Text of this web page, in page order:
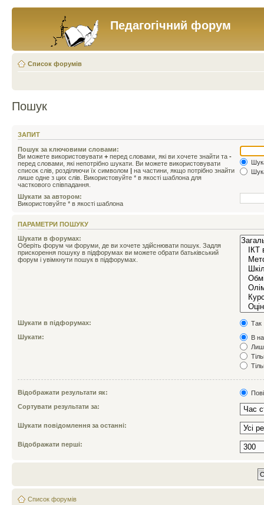
Педагогічний форум
Список форумів
Пошук
ЗАПИТ
Пошук за ключовими словами:
Ви можете використовувати + перед словами, які ви хочете знайти та -
перед словами, які непотрібно шукати. Ви можете використовувати
список слів, розділяючи їх символом | на частини, якщо потрібно знайти
лише одне з цих слів. Використовуйте * в якості шаблона для
часткового співпадання.
Шукати за автором:
Використовуйте * в якості шаблона
ПАРАМЕТРИ ПОШУКУ
Шукати в форумах:
Оберіть форум чи форуми, де ви хочете здійснювати пошук. Задля
прискорення пошуку в підфорумах ви можете обрати батьківський
форум і увімкнути пошук в підфорумах.
Шукати в підфорумах:
Так
Шукати:
В
Відображати результати як:
Сортувати результати за:
Шукати повідомлення за останні:
Відображати перші:
Список форумів